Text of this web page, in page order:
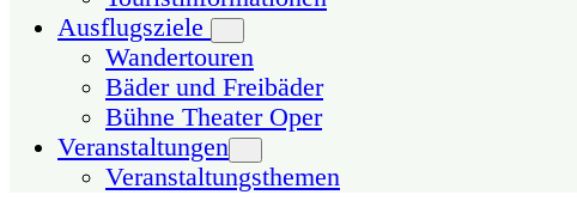
Ausflugsziele
Wandertouren
Bäder und Freibäder
Bühne Theater Oper
Veranstaltungen
Veranstaltungsthemen